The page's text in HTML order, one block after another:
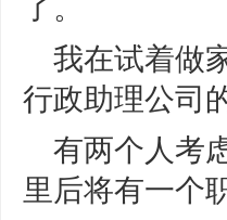
了。
我在试着做
行政助理公司
有两个人考
里后将有一个